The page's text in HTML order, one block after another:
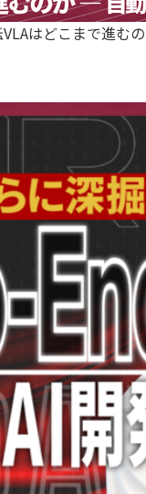
はどこまで進む